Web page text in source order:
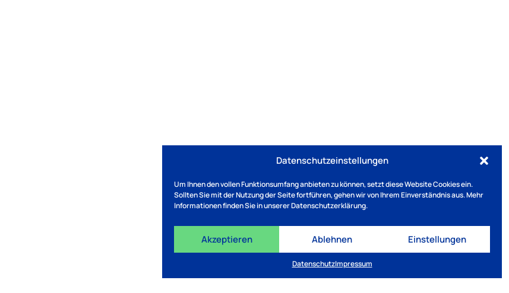
Datenschutzeinstellungen
Um Ihnen den vollen Funktionsumfang anbieten zu können, setzt diese Website Cookies ein.
Sollten Sie mit der Nutzung der Seite fortführen, gehen wir von Ihrem Einverständnis aus. Mehr
Informationen finden Sie in unserer Datenschutzerklärung.
Akzeptieren Ablehnen Einstellungen
DatenschutzImpressum